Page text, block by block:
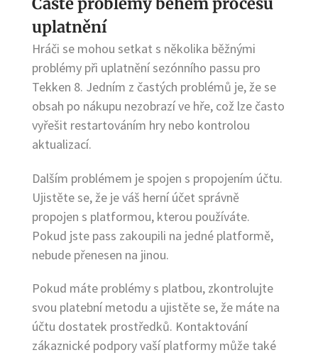
uplatnění
Hráči se mohou setkat s několika běžnými
problémy při uplatnění sezónního passu pro
Tekken 8. Jedním z častých problémů je, že se
obsah po nákupu nezobrazí ve hře, což lze často
vyřešit restartováním hry nebo kontrolou
aktualizací.
Dalším problémem je spojen s propojením účtu.
Ujistěte se, že je váš herní účet správně
propojen s platformou, kterou používáte.
Pokud jste pass zakoupili na jedné platformě,
nebude přenesen na jinou.
Pokud máte problémy s platbou, zkontrolujte
svou platební metodu a ujistěte se, že máte na
účtu dostatek prostředků. Kontaktování
zákaznické podpory vaší platformy může také